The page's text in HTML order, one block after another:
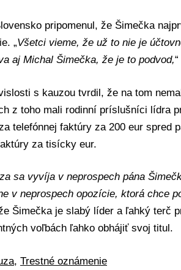
pripomenul, že Šimečka
„Všetci vieme, že už to nie je
aj Michal Šimečka, že je to podvod,
s kauzou tvrdil, že na tom
z toho mali rodinní príslušníci lídra
telefónnej faktúry za 200 eur spred
za tisícky eur.
sa vyvíja v neprospech pána
v neprospech opozície, ktorá chce
Šimečka je slabý líder a ľahký terč
voľbách ľahko obhájiť svoj titul.
, Trestné oznámenie